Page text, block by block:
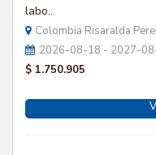
labo...
Colombia Risaralda
2026-08-18 - 2027-
$ 1.750.905